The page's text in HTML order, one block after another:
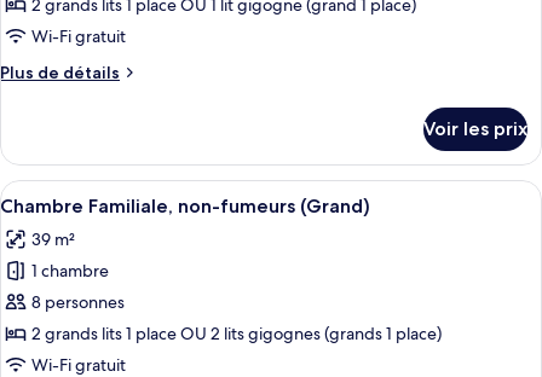
fumeurs
(Via
Inn)
type
chambre :
non-
fumeurs
2 grands lits 1 place OU 1 lit gigogne (grand 1 place)
Wi-Fi gratuit
Plus de détails
Plus
le
type
de
Chambre
Familiale,
non-
fumeurs
Voir les prix
Afficher
toutes
les
photos
pour
ce
type
Une chambre d’hôtel avec deux
10
Chambre Familiale, non-fumeurs (Grand)
39 m²
1 chambre
8 personnes
2 grands lits 1 place OU 2 lits gigognes (grands 1 place)
Wi-Fi gratuit